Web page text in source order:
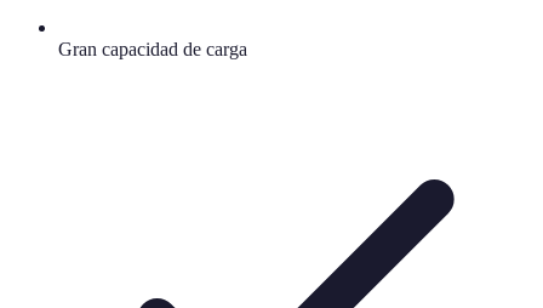
Gran capacidad de carga